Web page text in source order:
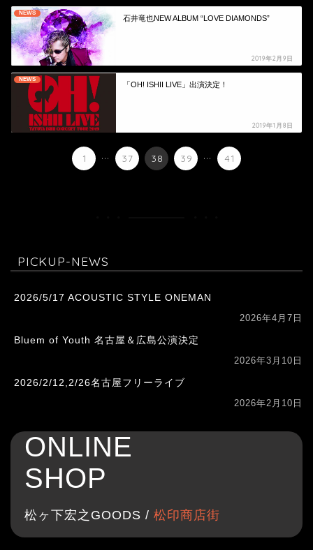
NEWS
石井竜也NEW ALBUM “LOVE DIAMONDS”
2019年2月9日
NEWS
「OH! ISHII LIVE」出演決定！
2019年1月8日
1 ... 37 38 39 ... 41
PICKUP-NEWS
2026/5/17 ACOUSTIC STYLE ONEMAN
2026年4月7日
Bluem of Youth 名古屋＆広島公演決定
2026年3月10日
2026/2/12,2/26名古屋フリーライブ
2026年2月10日
ONLINE
SHOP
松ヶ下宏之GOODS / 松印商店街